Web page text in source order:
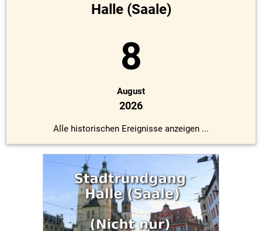
Halle (Saale)
8
August
2026
Alle historischen Ereignisse anzeigen ...